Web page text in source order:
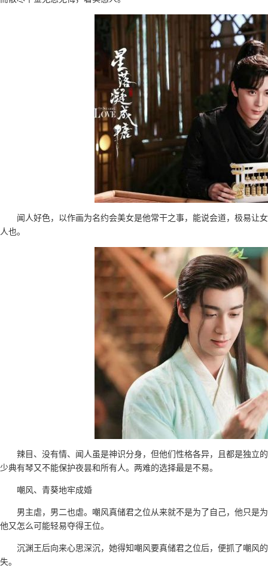
闻人好色，以作画为名约会美女是他常干之事，能说会道，极易让
人也。
辣目、没有情、闻人虽是神识分身，但他们性格各异，且都是独立
少典有琴又不能保护夜昙和所有人。两难的选择最是不易。
嘲风、青葵地牢成婚
男主虐，男二也虐。嘲风真储君之位从来就不是为了自己，他只是
他又怎么可能轻易夺得王位。
沉渊王后向来心思深沉，她得知嘲风要真储君之位后，便抓了嘲风
失。